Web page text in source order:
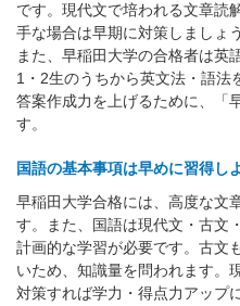
です。現代文で培われる文章読
手な場合は早期に対策しましょう
また、早稲田大学の合格者は英
1・2生のうちから英文法・語法
答案作成力を上げるために、「
す。
国語の基本事項は早めに習得し
早稲田大学合格には、高度な文
す。また、国語は現代文・古文
計画的な学習が必要です。古文
いため、知識量を問われます。
対策すれば学力・得点力アップ